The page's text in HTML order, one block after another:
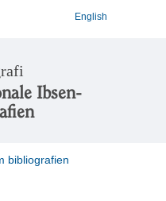
English
Ibsen-
bibliografien